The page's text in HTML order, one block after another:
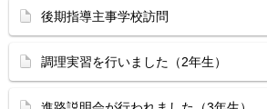
後期指導主事学校訪問
調理実習を行いました（2年生）